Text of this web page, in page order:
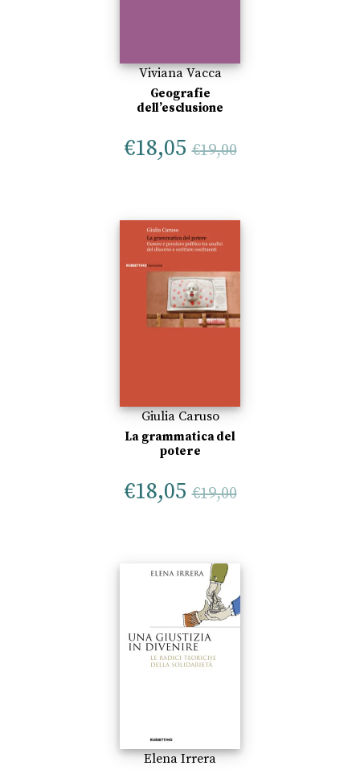
Viviana Vacca
Geografie
dell’esclusione
€18,05 €19,00
Giulia Caruso
La grammatica del
potere
€18,05 €19,00
Elena Irrera